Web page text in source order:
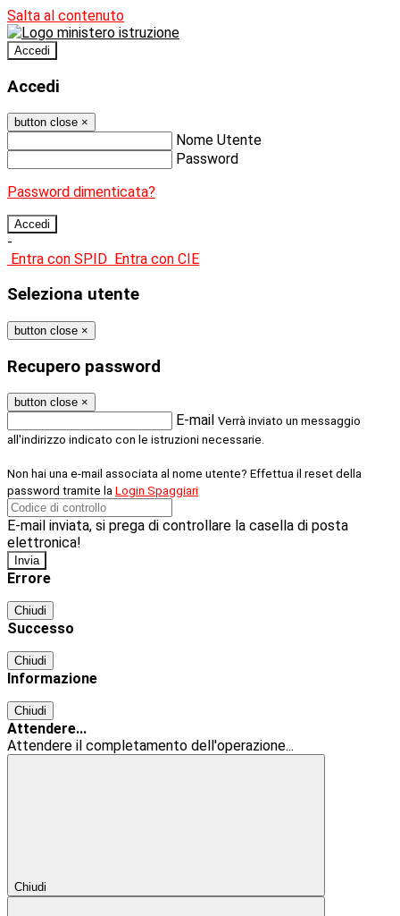
Salta al contenuto
Accedi
Accedi
button close ×
Nome Utente
Password
Password dimenticata?
-
Entra con SPID Entra con CIE
Seleziona utente
button close ×
Recupero password
button close ×
E-mail Verrà inviato un messaggio
all'indirizzo indicato con le istruzioni necessarie.
Non hai una e-mail associata al nome utente? Effettua il reset della
password tramite la Login Spaggiari
E-mail inviata, si prega di controllare la casella di posta
elettronica!
Errore
Chiudi
Successo
Chiudi
Informazione
Chiudi
Attendere...
Attendere il completamento dell'operazione...
Chiudi